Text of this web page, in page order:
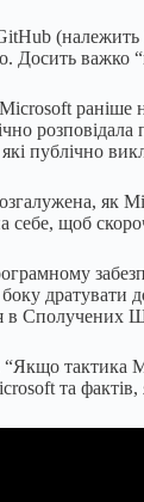
важко
раніше
публічно
як
себе, щоб
дратувати
в Сполучених
тактика
та